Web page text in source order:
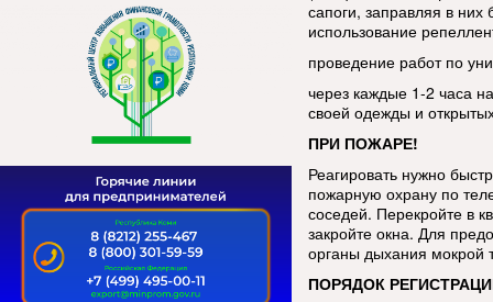
сапоги, заправляя в
использование
проведение работ по
через каждые 1-2 часа
своей одежды и
ПРИ ПОЖАРЕ!
Реагировать нужно
пожарную охрану по
соседей. Перекройте в
закройте окна. Для
органы дыхания мокрой
ПОРЯДОК